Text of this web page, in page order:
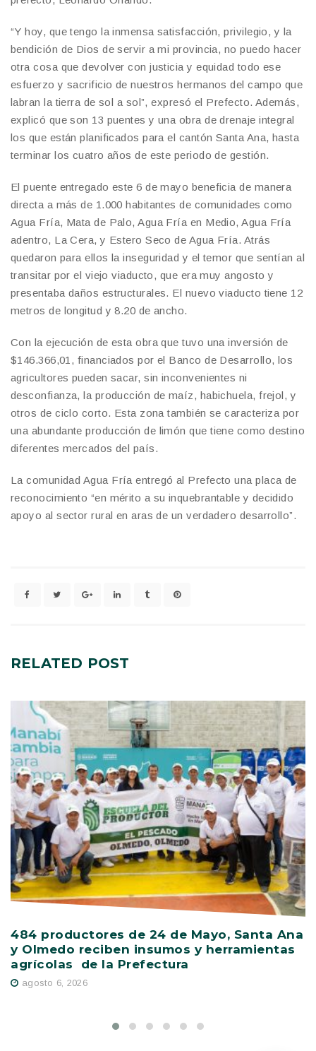
“Y hoy, que tengo la inmensa satisfacción, privilegio, y la
bendición de Dios de servir a mi provincia, no puedo hacer
otra cosa que devolver con justicia y equidad todo ese
esfuerzo y sacrificio de nuestros hermanos del campo que
labran la tierra de sol a sol”, expresó el Prefecto. Además,
explicó que son 13 puentes y una obra de drenaje integral
los que están planificados para el cantón Santa Ana, hasta
terminar los cuatro años de este periodo de gestión.
El puente entregado este 6 de mayo beneficia de manera
directa a más de 1.000 habitantes de comunidades como
Agua Fría, Mata de Palo, Agua Fría en Medio, Agua Fría
adentro, La Cera, y Estero Seco de Agua Fría. Atrás
quedaron para ellos la inseguridad y el temor que sentían al
transitar por el viejo viaducto, que era muy angosto y
presentaba daños estructurales. El nuevo viaducto tiene 12
metros de longitud y 8.20 de ancho.
Con la ejecución de esta obra que tuvo una inversión de
$146.366,01, financiados por el Banco de Desarrollo, los
agricultores pueden sacar, sin inconvenientes ni
desconfianza, la producción de maíz, habichuela, frejol, y
otros de ciclo corto. Esta zona también se caracteriza por
una abundante producción de limón que tiene como destino
diferentes mercados del país.
La comunidad Agua Fría entregó al Prefecto una placa de
reconocimiento “en mérito a su inquebrantable y decidido
apoyo al sector rural en aras de un verdadero desarrollo”.
RELATED POST
484 productores de 24 de Mayo, Santa Ana
y Olmedo reciben insumos y herramientas
agrícolas de la Prefectura
agosto 6, 2026